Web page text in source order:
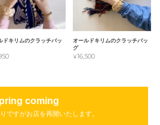
ドキリムのクラッチバッ
オールドキリムのクラッチバッ
グ
¥16,500
coming
ですがお店を再開いたします。